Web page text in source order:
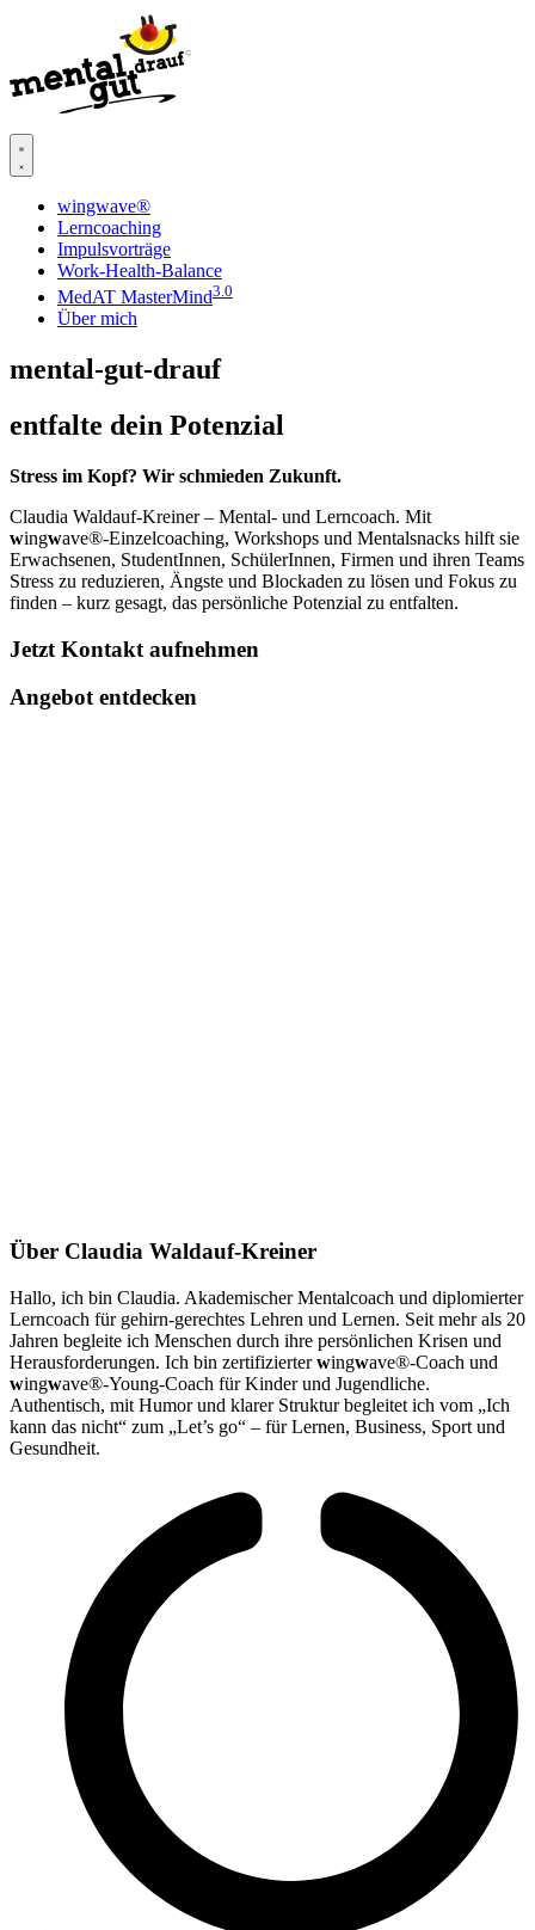
wingwave®
Lerncoaching
Impulsvorträge
Work-Health-Balance
MedAT MasterMind3.0
Über mich
mental-gut-drauf
entfalte dein Potenzial
Stress im Kopf? Wir schmieden Zukunft.
Claudia Waldauf-Kreiner – Mental- und Lerncoach. Mit
wingwave®-Einzelcoaching, Workshops und Mentalsnacks hilft sie
Erwachsenen, StudentInnen, SchülerInnen, Firmen und ihren Teams
Stress zu reduzieren, Ängste und Blockaden zu lösen und Fokus zu
finden – kurz gesagt, das persönliche Potenzial zu entfalten.
Jetzt Kontakt aufnehmen
Angebot entdecken
Über Claudia Waldauf-Kreiner
Hallo, ich bin Claudia. Akademischer Mentalcoach und diplomierter
Lerncoach für gehirn-gerechtes Lehren und Lernen. Seit mehr als 20
Jahren begleite ich Menschen durch ihre persönlichen Krisen und
Herausforderungen. Ich bin zertifizierterwingwave®-Coach und
wingwave®-Young-Coach für Kinder und Jugendliche.
Authentisch, mit Humor und klarer Struktur begleitet ich vom „Ich
kann das nicht“ zum „Let’s go“ – für Lernen, Business, Sport und
Gesundheit.